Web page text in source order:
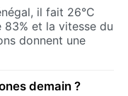
il fait 26°C
et la vitesse du
donnent une
demain ?